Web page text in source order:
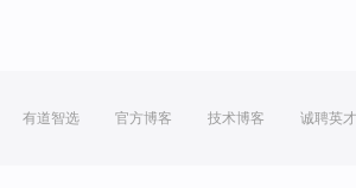
有道智选 官方博客 技术博客 诚聘英才